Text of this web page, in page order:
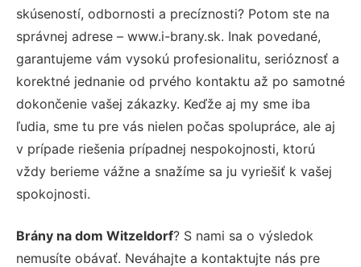
skúseností, odbornosti a precíznosti? Potom ste na
správnej adrese – www.i-brany.sk. Inak povedané,
garantujeme vám vysokú profesionalitu, serióznosť a
korektné jednanie od prvého kontaktu až po samotné
dokončenie vašej zákazky. Keďže aj my sme iba
ľudia, sme tu pre vás nielen počas spolupráce, ale aj
v prípade riešenia prípadnej nespokojnosti, ktorú
vždy berieme vážne a snažíme sa ju vyriešiť k vašej
spokojnosti.
Brány na dom Witzeldorf? S nami sa o výsledok
nemusíte obávať. Neváhajte a kontaktujte nás pre